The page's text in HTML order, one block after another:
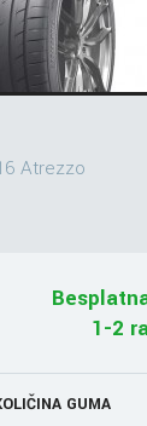
Atrezzo
1-2
GUMA